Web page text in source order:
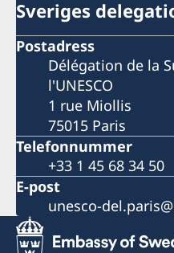
Sveriges
Postadress
Délégation de la
l'UNESCO
1 rue Miollis
75015 Paris
Telefonnummer
+33 1 45 68 34 50
E-post
unesco-